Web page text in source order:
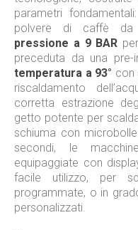
parametri fondamentali:
polvere di caffè da
pressione a 9 BAR
preceduta da una pre-
temperatura a 93° con
riscaldamento
corretta estrazione
getto potente per
schiuma con
secondi, le
equipaggiate con
facile utilizzo, per
programmate, o in
personalizzati.